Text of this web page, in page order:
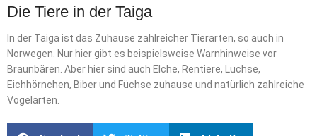
Die Tiere in der Taiga
In der Taiga ist das Zuhause zahlreicher Tierarten, so auch in
Norwegen. Nur hier gibt es beispielsweise Warnhinweise vor
Braunbären. Aber hier sind auch Elche, Rentiere, Luchse,
Eichhörnchen, Biber und Füchse zuhause und natürlich zahlreiche
Vogelarten.